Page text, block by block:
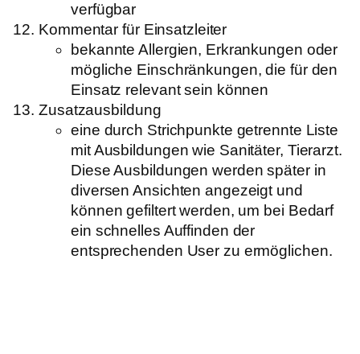
verfügbar
Kommentar für Einsatzleiter
bekannte Allergien, Erkrankungen oder
mögliche Einschränkungen, die für den
Einsatz relevant sein können
Zusatzausbildung
eine durch Strichpunkte getrennte Liste
mit Ausbildungen wie Sanitäter, Tierarzt.
Diese Ausbildungen werden später in
diversen Ansichten angezeigt und
können gefiltert werden, um bei Bedarf
ein schnelles Auffinden der
entsprechenden User zu ermöglichen.